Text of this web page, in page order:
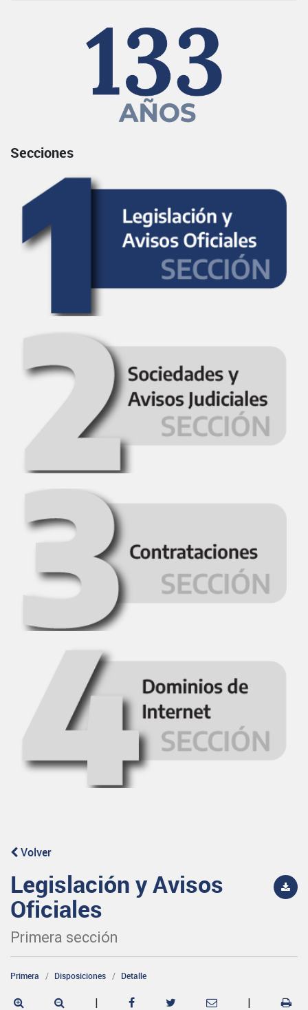
Secciones
Volver
Legislación y Avisos
Oficiales
Primera sección
Primera Disposiciones Detalle
| |